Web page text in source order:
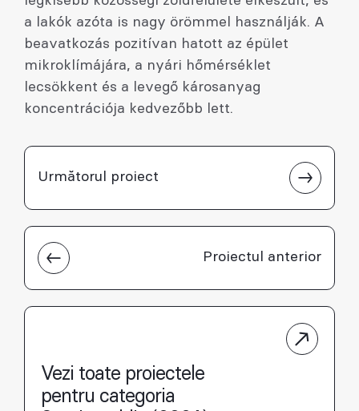
a lakók azóta is nagy örömmel használják. A
beavatkozás pozitívan hatott az épület
mikroklímájára, a nyári hőmérséklet
lecsökkent és a levegő károsanyag
koncentrációja kedvezőbb lett.
Proiectul anterior
Următorul proiect
Vezi toate proiectele
pentru categoria